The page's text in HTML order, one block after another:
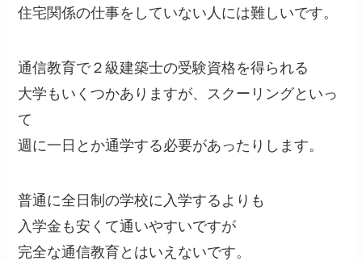
住宅関係の仕事をしていない人には難しいです。
通信教育で２級建築士の受験資格を得られる
大学もいくつかありますが、スクーリングといっ
て
週に一日とか通学する必要があったりします。
普通に全日制の学校に入学するよりも
入学金も安くて通いやすいですが
完全な通信教育とはいえないです。